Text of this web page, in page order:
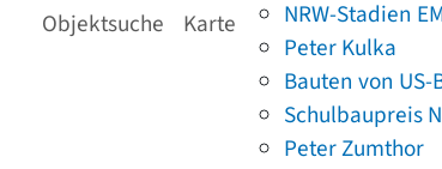
Objektsuche Karte
NRW-Stadien
Peter Kulka
Bauten von US-
Schulbaupreis
Peter Zumthor